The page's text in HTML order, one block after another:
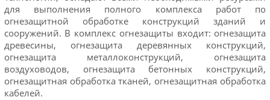
для выполнения полного комплекса работ по
огнезащитной обработке конструкций зданий и
сооружений. В комплекс огнезащиты входит: огнезащита
древесины, огнезащита деревянных конструкций,
огнезащита металлоконструкций, огнезащита
воздуховодов, огнезащита бетонных конструкций,
огнезащитная обработка тканей, огнезащитная обработка
кабелей.